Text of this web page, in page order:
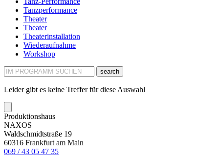
Tanzperformance
Theater
Theater
Theaterinstallation
Wiederaufnahme
Workshop
search
Leider gibt es keine Treffer für diese Auswahl
Produktionshaus
NAXOS
Waldschmidtstraße 19
60316 Frankfurt am Main
069 / 43 05 47 35